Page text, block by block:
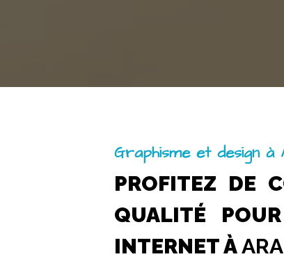
Graphisme et design à
PROFITEZ DE
QUALITÉ
INTERNET À